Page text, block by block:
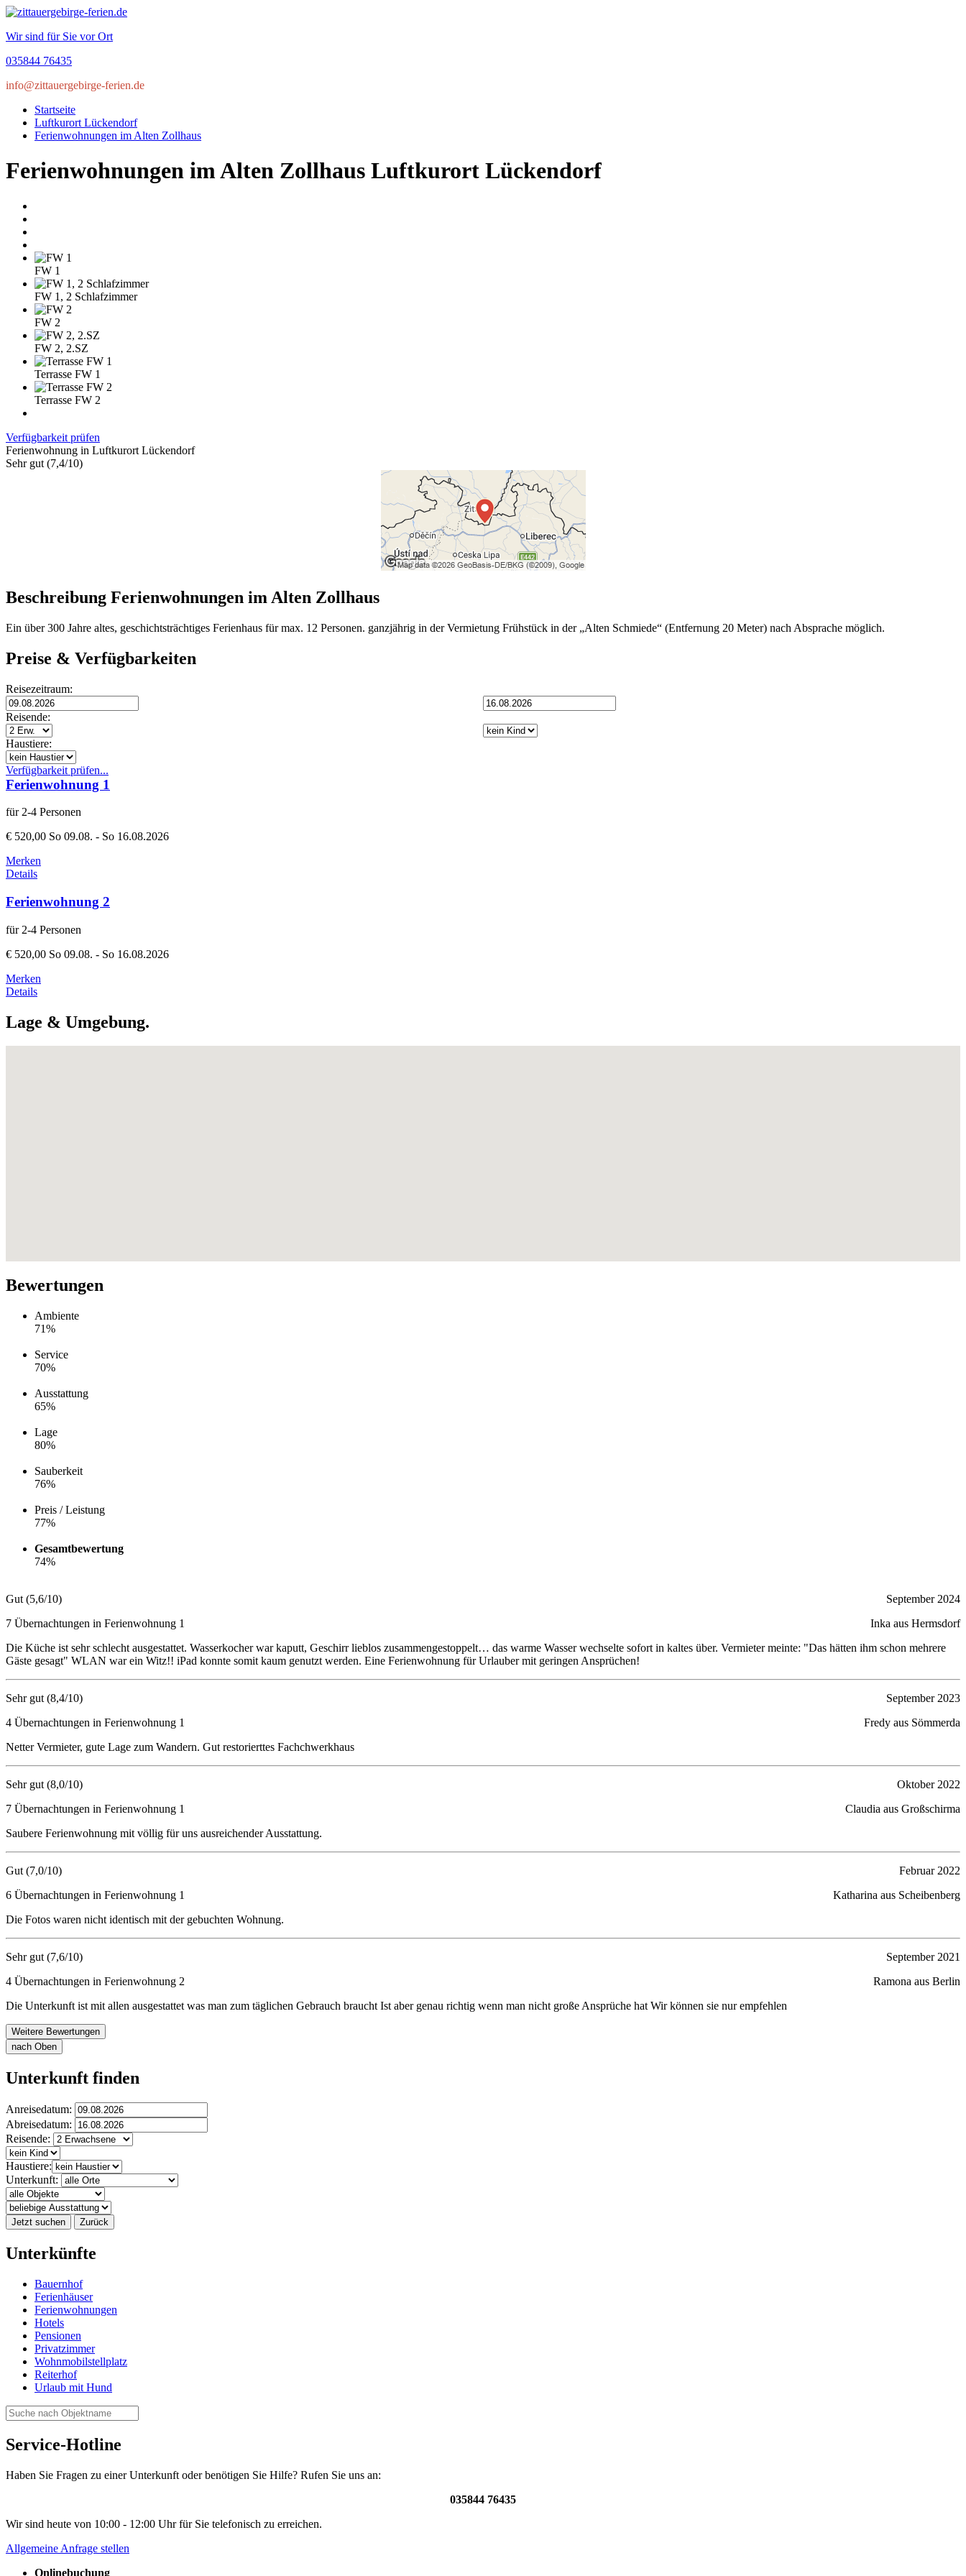
Wir sind für Sie vor Ort
035844 76435
info@zittauergebirge-ferien.de
Startseite
Luftkurort Lückendorf
Ferienwohnungen im Alten Zollhaus
Ferienwohnungen im Alten Zollhaus Luftkurort Lückendorf
FW 1
FW 1, 2 Schlafzimmer
FW 2
FW 2, 2.SZ
Terrasse FW 1
Terrasse FW 2
Verfügbarkeit prüfen
Ferienwohnung in Luftkurort Lückendorf
Sehr gut (7,4/10)
Beschreibung Ferienwohnungen im Alten Zollhaus
Ein über 300 Jahre altes, geschichtsträchtiges Ferienhaus für max. 12 Personen. ganzjährig in der Vermietung Frühstück in der „Alten Schmiede“ (Entfernung 20 Meter) nach Absprache möglich.
Preise & Verfügbarkeiten
Reisezeitraum:
Reisende:
Haustiere:
Verfügbarkeit prüfen...
Ferienwohnung 1
für 2-4 Personen
€ 520,00 So 09.08. - So 16.08.2026
Merken
Details
Ferienwohnung 2
für 2-4 Personen
€ 520,00 So 09.08. - So 16.08.2026
Merken
Details
Lage & Umgebung.
Bewertungen
Ambiente
71%
Service
70%
Ausstattung
65%
Lage
80%
Sauberkeit
76%
Preis / Leistung
77%
Gesamtbewertung
74%
Gut (5,6/10)
September 2024
7 Übernachtungen in Ferienwohnung 1
Inka aus Hermsdorf
Die Küche ist sehr schlecht ausgestattet. Wasserkocher war kaputt, Geschirr lieblos zusammengestoppelt… das warme Wasser wechselte sofort in kaltes über. Vermieter meinte: "Das hätten ihm schon mehrere
Gäste gesagt" WLAN war ein Witz!! iPad konnte somit kaum genutzt werden. Eine Ferienwohnung für Urlauber mit geringen Ansprüchen!
Sehr gut (8,4/10)
September 2023
4 Übernachtungen in Ferienwohnung 1
Fredy aus Sömmerda
Netter Vermieter, gute Lage zum Wandern. Gut restorierttes Fachchwerkhaus
Sehr gut (8,0/10)
Oktober 2022
7 Übernachtungen in Ferienwohnung 1
Claudia aus Großschirma
Saubere Ferienwohnung mit völlig für uns ausreichender Ausstattung.
Gut (7,0/10)
Februar 2022
6 Übernachtungen in Ferienwohnung 1
Katharina aus Scheibenberg
Die Fotos waren nicht identisch mit der gebuchten Wohnung.
Sehr gut (7,6/10)
September 2021
4 Übernachtungen in Ferienwohnung 2
Ramona aus Berlin
Die Unterkunft ist mit allen ausgestattet was man zum täglichen Gebrauch braucht Ist aber genau richtig wenn man nicht große Ansprüche hat Wir können sie nur empfehlen
Weitere Bewertungen
nach Oben
Unterkunft finden
Anreisedatum:
Abreisedatum:
Reisende:
Haustiere:
Unterkunft:
Jetzt suchen Zurück
Unterkünfte
Bauernhof
Ferienhäuser
Ferienwohnungen
Hotels
Pensionen
Privatzimmer
Wohnmobilstellplatz
Reiterhof
Urlaub mit Hund
Service-Hotline
Haben Sie Fragen zu einer Unterkunft oder benötigen Sie Hilfe? Rufen Sie uns an:
035844 76435
Wir sind heute von 10:00 - 12:00 Uhr für Sie telefonisch zu erreichen.
Allgemeine Anfrage stellen
Onlinebuchung